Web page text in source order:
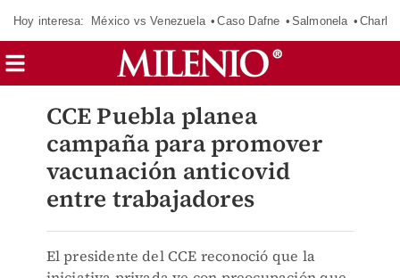
Hoy interesa: México vs Venezuela Caso Dafne Salmonela
CCE Puebla planea
campaña para promover
vacunación anticovid
entre trabajadores
El presidente del CCE reconoció que la